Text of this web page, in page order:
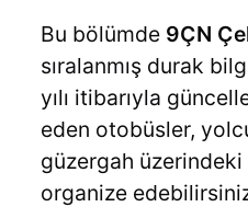
Bu bölümde 9ÇN
sıralanmış durak
yılı itibarıyla
eden otobüsler,
güzergah
organize